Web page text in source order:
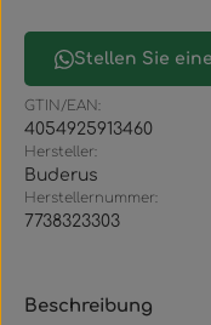
Stellen Sie
GTIN/EAN:
4054925913460
Hersteller:
Buderus
Herstellernummer:
7738323303
Beschreibung